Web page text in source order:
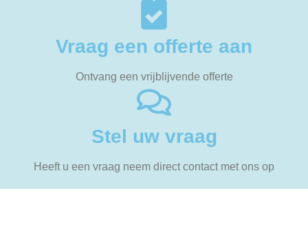
Vraag een offerte aan
Ontvang een vrijblijvende offerte
Stel uw vraag
Heeft u een vraag neem direct contact met ons op